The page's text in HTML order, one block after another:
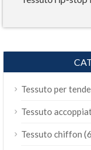
Tessuto per
Tessuto
Tessuto chiffon